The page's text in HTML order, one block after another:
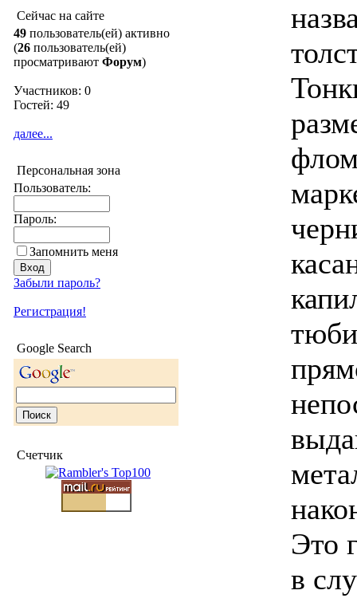
Сейчас на сайте
49 пользователь(ей) активно
(26 пользователь(ей)
просматривают Форум)
Участников: 0
Гостей: 49
далее...
Персональная зона
Пользователь:
Пароль:
Запомнить меня
Забыли пароль?
Регистрация!
Google Search
Счетчик
Это
в